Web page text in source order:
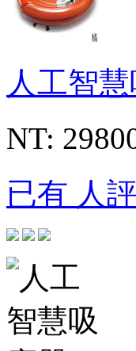
人工智
NT:
已有 人